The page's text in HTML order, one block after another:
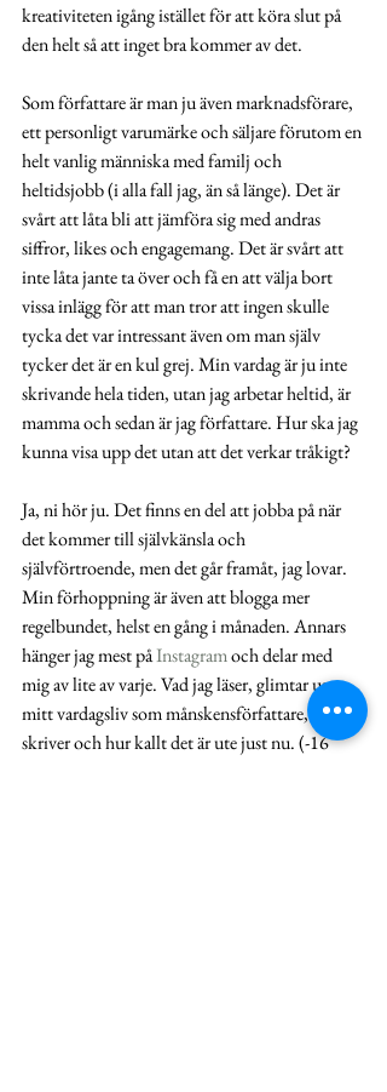
kreativiteten igång istället för att köra slut på
den helt så att inget bra kommer av det.
Som författare är man ju även marknadsförare,
ett personligt varumärke och säljare förutom en
helt vanlig människa med familj och
heltidsjobb (i alla fall jag, än så länge). Det är
svårt att låta bli att jämföra sig med andras
siffror, likes och engagemang. Det är svårt att
inte låta jante ta över och få en att välja bort
vissa inlägg för att man tror att ingen skulle
tycka det var intressant även om man själv
tycker det är en kul grej. Min vardag är ju inte
skrivande hela tiden, utan jag arbetar heltid, är
mamma och sedan är jag författare. Hur ska jag
kunna visa upp det utan att det verkar tråkigt?
Ja, ni hör ju. Det finns en del att jobba på när
det kommer till självkänsla och
självförtroende, men det går framåt, jag lovar.
Min förhoppning är även att blogga mer
regelbundet, helst en gång i månaden. Annars
hänger jag mest på Instagram och delar med
mig av lite av varje. Vad jag läser, glimtar ur
mitt vardagsliv som månskensförfattare, vad jag
skriver och hur kallt det är ute just nu. (-16